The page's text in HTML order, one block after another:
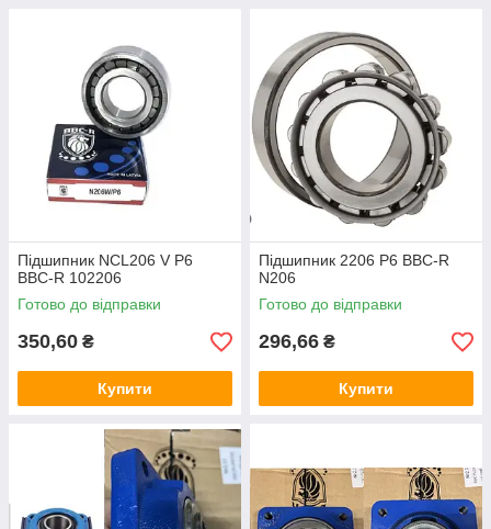
Підшипник NCL206 V P6
BBC-R 102206
Готово до відправки
350,60 ₴
Купити
Підшипник 2206 P6 BBC-R
N206
Готово до відправки
296,66 ₴
Купити